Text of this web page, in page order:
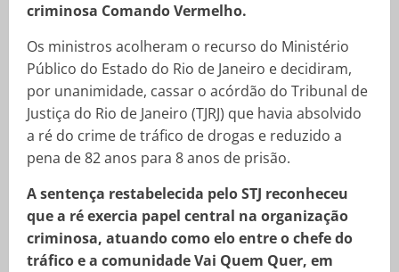
criminosa Comando Vermelho.
Os ministros acolheram o recurso do Ministério
Público do Estado do Rio de Janeiro e decidiram,
por unanimidade, cassar o acórdão do Tribunal de
Justiça do Rio de Janeiro (TJRJ) que havia absolvido
a ré do crime de tráfico de drogas e reduzido a
pena de 82 anos para 8 anos de prisão.
A sentença restabelecida pelo STJ reconheceu
que a ré exercia papel central na organização
criminosa, atuando como elo entre o chefe do
tráfico e a comunidade Vai Quem Quer, em